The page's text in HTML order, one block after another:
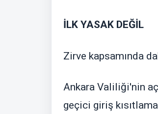
İLK YASAK DEĞİL
Zirve kapsamında
Ankara Valiliği'nin
geçici giriş